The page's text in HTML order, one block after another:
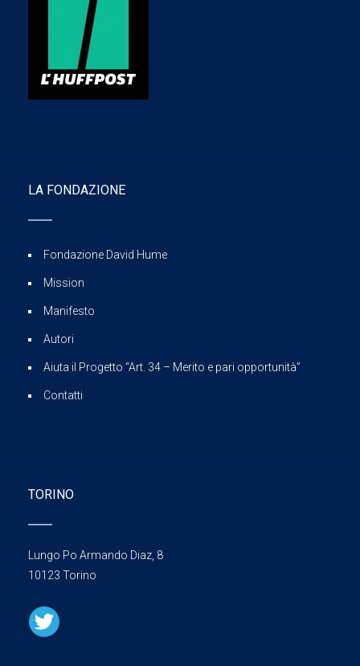
LA FONDAZIONE
Fondazione David Hume
Mission
Manifesto
Autori
Aiuta il Progetto “Art. 34 – Merito e pari opportunità”
Contatti
TORINO
Lungo Po Armando Diaz, 8
10123 Torino